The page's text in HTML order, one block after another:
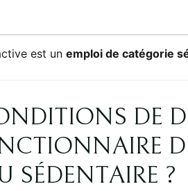
est un emploi de catégorie
DE
SÉDENTAIRE ?